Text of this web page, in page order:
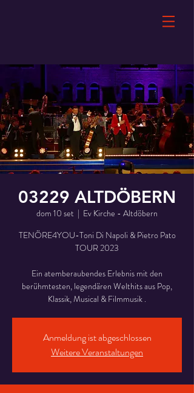
03229 ALTDÖBERN
dom 10 set
  |
Ev Kirche - Altdöbern
TENÖRE4YOU-Toni Di Napoli & Pietro Pato
TOUR 2023
Ein atemberaubendes Erlebnis mit den
berühmtesten, legendären Welthits aus Pop,
Klassik, Musical & Filmmusik .
Anmeldung ist abgeschlossen
Weitere Veranstaltungen